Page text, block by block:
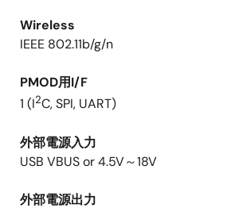
Wireless
IEEE 802.11b/g/n
PMOD用I/F
1 (I2C, SPI, UART)
外部電源入力
USB VBUS or 4.5V～18V
外部電源出力